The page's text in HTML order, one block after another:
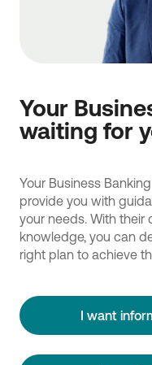
Your
waiting for
Your Business
provide you with
your needs. With
knowledge, you can
right plan to achieve
I want